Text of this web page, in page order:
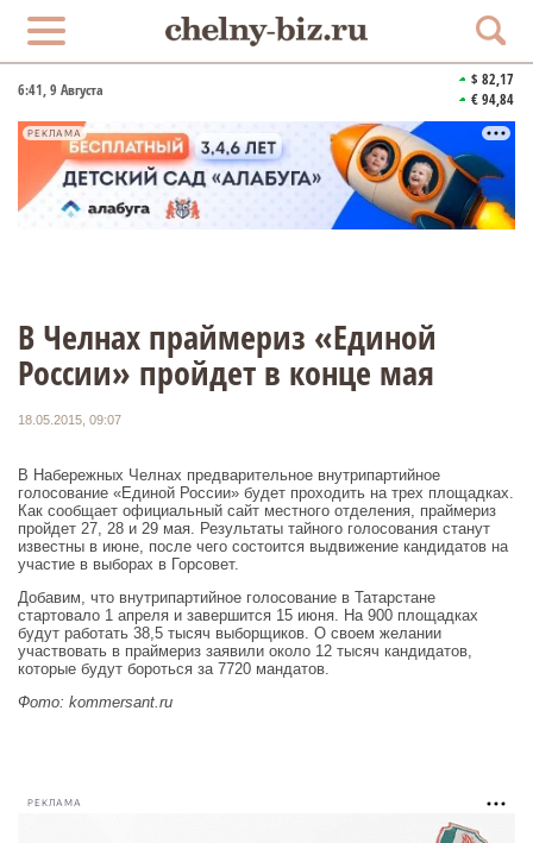
6:41, 9 Августа
$ 82,17
€ 94,84
РЕКЛАМА
В Челнах праймериз «Единой
России» пройдет в конце мая
18.05.2015, 09:07
В Набережных Челнах предварительное внутрипартийное
голосование «Единой России» будет проходить на трех площадках.
Как сообщает официальный сайт местного отделения, праймериз
пройдет 27, 28 и 29 мая. Результаты тайного голосования станут
известны в июне, после чего состоится выдвижение кандидатов на
участие в выборах в Горсовет.
Добавим, что внутрипартийное голосование в Татарстане
стартовало 1 апреля и завершится 15 июня. На 900 площадках
будут работать 38,5 тысяч выборщиков. О своем желании
участвовать в праймериз заявили около 12 тысяч кандидатов,
которые будут бороться за 7720 мандатов.
Фото: kommersant.ru
РЕКЛАМА